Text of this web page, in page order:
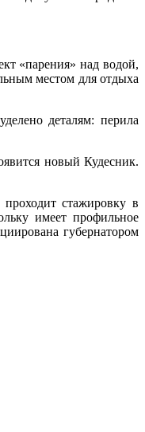
«парения» над водой,
местом для отдыха
деталям: перила
новый Кудесник.
стажировку в
имеет профильное
губернатором